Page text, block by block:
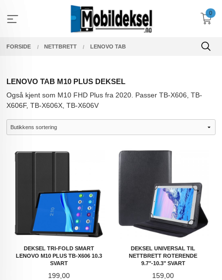
innholdet
0
FORSIDE NETTBRETT LENOVO TAB
LENOVO TAB M10 PLUS DEKSEL
Også kjent som M10 FHD Plus fra 2020 . Passer TB-X606, TB-
X606F, TB-X606X, TB-X606V
DEKSEL TRI-FOLD SMART
LENOVO M10 PLUS TB-X606 10.3
SVART
Pris
199,00
DEKSEL UNIVERSAL TIL
NETTBRETT ROTERENDE
9.7"-10.3" SVART
Pris
159,00